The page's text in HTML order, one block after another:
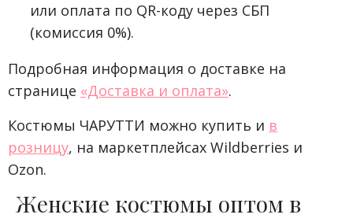
или оплата по QR-коду через СБП
(комиссия 0%).
Подробная информация о доставке на
странице «Доставка и оплата».
Костюмы ЧАРУТТИ можно купить и в
розницу, на маркетплейсах Wildberries и
Ozon.
Женские костюмы оптом в